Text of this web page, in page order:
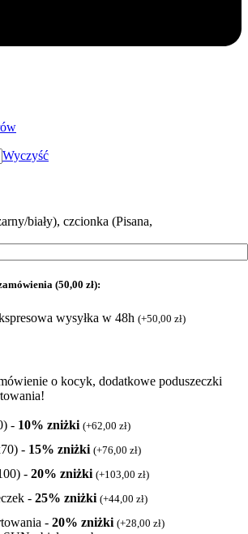
Wyczyść
biały), czcionka (Pisana,
(50,00 zł):
wysyłka w 48h (+50,00 zł)
o kocyk, dodatkowe poduszeczki
- 10% zniżki (+62,00 zł)
- 15% zniżki (+76,00 zł)
- 20% zniżki (+103,00 zł)
- 25% zniżki (+44,00 zł)
- 20% zniżki (+28,00 zł)